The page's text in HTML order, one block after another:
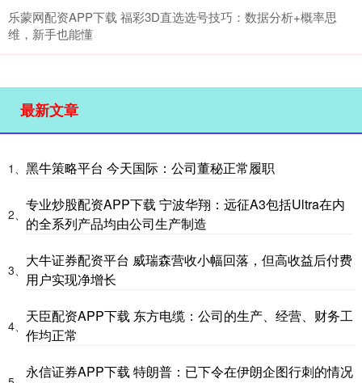
乐蒙网配资APP下载 福彩3D直选选号技巧：数据分析+概率思
维，新手也能懂
最新文章
1、 黑牛策略平台 今天国际：公司董秘正常履职
2、
专业炒股配资APP下载 宁波华翔：远征A3包括Ultra在内
的全系列产品均由公司生产制造
3、
大牛证券配资平台 威瑞森营收小幅回落，但高收益后付费
用户实现净增长
4、
天臣配资APP下载 东方电缆：公司的生产、经营、财务工
作均正常
永信证券APP下载 特朗普：已下令在伊朗企图行刺的情况